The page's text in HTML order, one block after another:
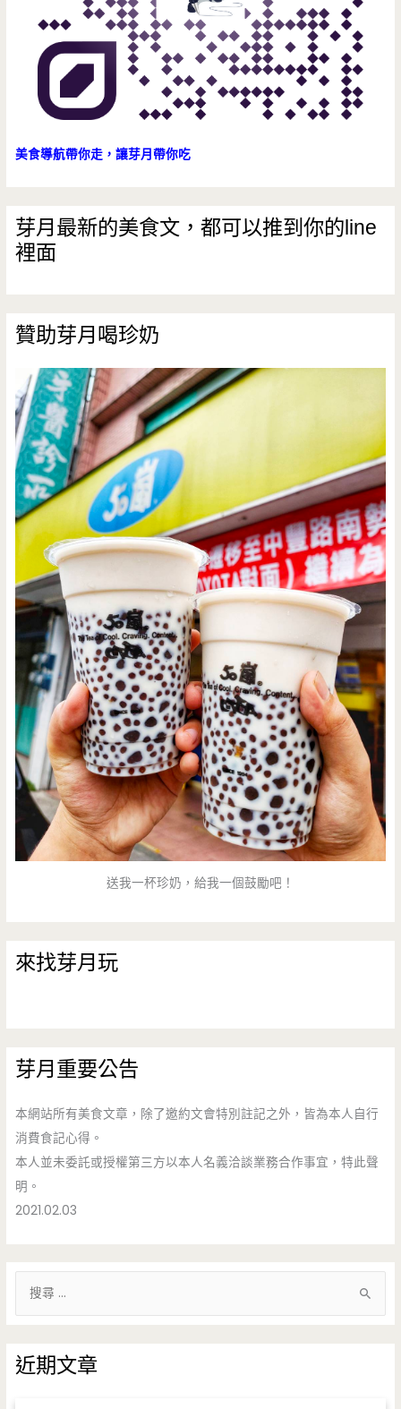
美食導航帶你走，讓芽月帶你吃
芽月最新的美食文，都可以推到你的line
裡面
贊助芽月喝珍奶
送我一杯珍奶，給我一個鼓勵吧！
來找芽月玩
芽月重要公告
本網站所有美食文章，除了邀約文會特別註記之外，皆為本人自行
消費食記心得。
本人並未委託或授權第三方以本人名義洽談業務合作事宜，特此聲
明。
2021.02.03
鍵
字
近期文章